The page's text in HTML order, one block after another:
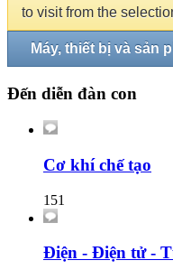
to visit from the
Máy, thiết bị và sản
Đến diễn đàn con
Cơ khí chế tạo
151
Điện - Điện tử -